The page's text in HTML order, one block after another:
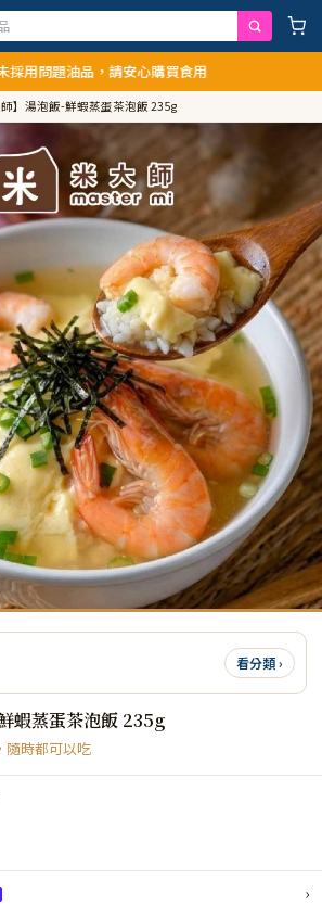
請安心購買食用
師】湯泡飯-鮮蝦蒸蛋茶泡飯 235g
看分類 ›
蝦蒸蛋茶泡飯 235g
隨時都可以吃
›